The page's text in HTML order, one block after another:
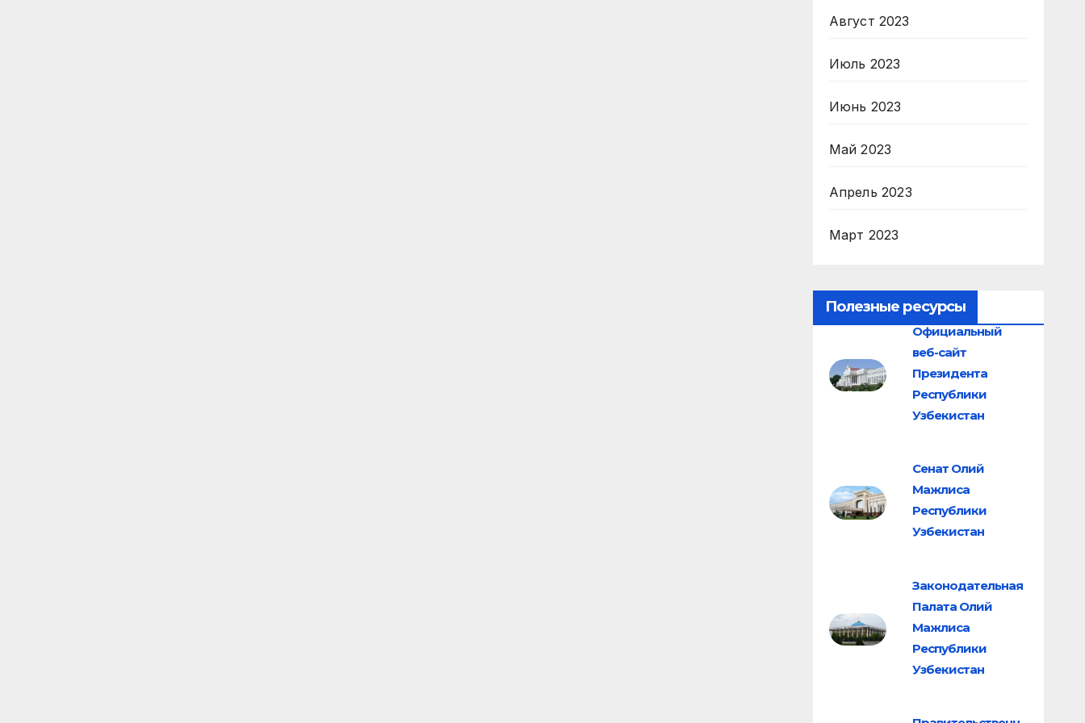
Август 2023
Июль 2023
Июнь 2023
Май 2023
Апрель 2023
Март 2023
Полезные ресурсы
Официальный
веб-сайт
Президента
Республики
Узбекистан
Сенат Олий
Мажлиса
Республики
Узбекистан
Законодательная
Палата Олий
Мажлиса
Республики
Узбекистан